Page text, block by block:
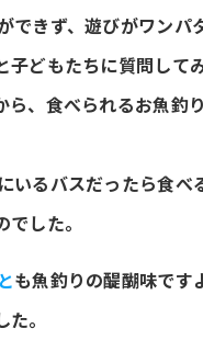
できず、遊びがワンパ
子どもたちに質問して
ら、食べられるお魚釣
いるバスだったら食べ
した。
も魚釣りの醍醐味です
。